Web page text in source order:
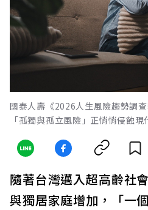
國泰人壽《2026人生風險趨勢調
「孤獨與孤立風險」正悄悄侵蝕
隨著台灣邁入超高齡社
與獨居家庭增加，「一